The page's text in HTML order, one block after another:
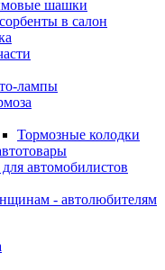
шашки
в салон
лампы
Тормозные колодки
автомобилистов
- автолюбителям